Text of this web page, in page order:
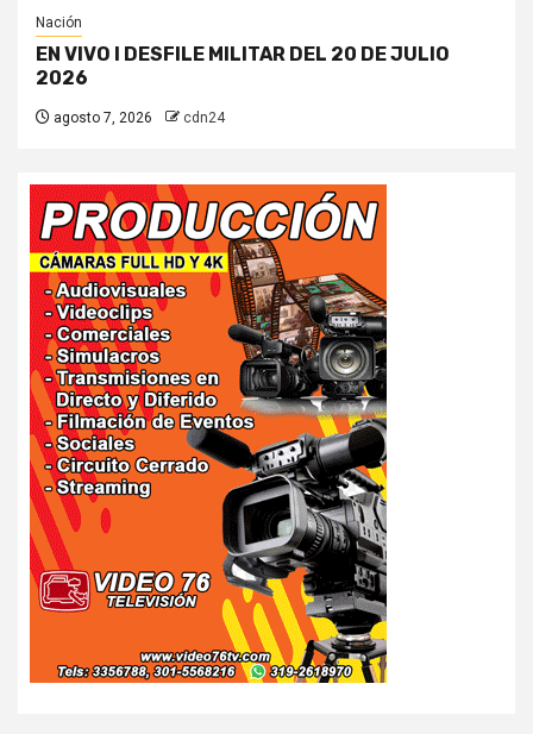
Nación
EN VIVO I DESFILE MILITAR DEL 20 DE JULIO
2026
agosto 7, 2026 cdn24